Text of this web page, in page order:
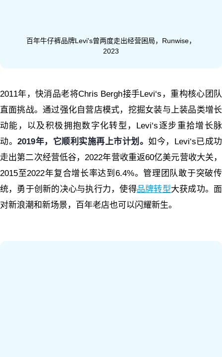
百年牛仔裤品牌Levi's曾两度走出经营困局，Runwise，
2023
2011年，快消品老将Chris Bergh接手Levi‘s，重构核心团队
直面挑战。通过强化自营店模式，挖掘女装与上装品类增长
动能，以及积极拥抱数字化转型，Levi‘s逐步重拾增长脉
动。 2019年，它顺利实施再上市计划。 如今，Levi‘s已成功
走出第二次经营低谷，2022年营收重返60亿美元营收大关，
2015至2022年复合增长率达到6.4%。管理团队敢于突破传
统，勇于创新的决心与执行力，使得品牌转型大获成功。面
对新浪潮和新场景，百年老店也可以闪耀新生。